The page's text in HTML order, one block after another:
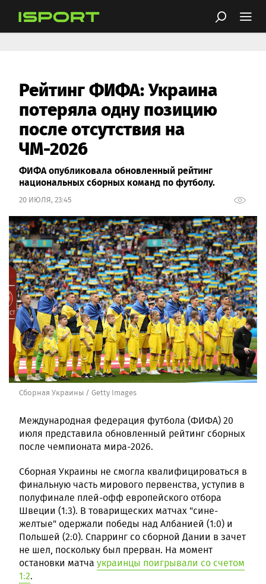
Рейтинг ФИФА: Украина
потеряла одну позицию
после отсутствия на
ЧМ-2026
ФИФА опубликовала обновленный рейтинг
национальных сборных команд по футболу.
20 ИЮЛЯ, 23:45
Сборная Украины / Getty Images
Международная федерация футбола (ФИФА) 20
июля представила обновленный рейтинг сборных
после чемпионата мира-2026.
Сборная Украины не смогла квалифицироваться в
финальную часть мирового первенства, уступив в
полуфинале плей-офф европейского отбора
Швеции (1:3). В товарищеских матчах "сине-
желтые" одержали победы над Албанией (1:0) и
Польшей (2:0). Спарринг со сборной Дании в зачет
не шел, поскольку был прерван. На момент
остановки матча украинцы поигрывали со счетом
1:2.